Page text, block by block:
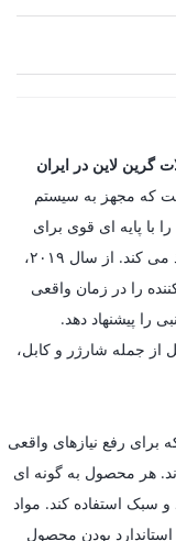
گرین لاین در ایران
که مجهز به سیستم
با پایه ای قوی برای
ارتقای مفاهیم و ایده ها در مدل های محصول اتخاذ می کند. از سال ۲۰۱۹،
را در زمان واقعی
را پیشنهاد دهد.
از جمله شارژر و کابل،
برای رفع نیازهای واقعی
هر محصول به گونه ای
سبک استفاده کند. مواد
استاندارد بودن محصول